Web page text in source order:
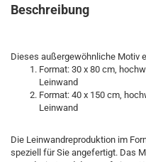
Beschreibung
Dieses außergewöhnliche Motiv
Format: 30 x 80 cm,
Leinwand
Format: 40 x 150 cm,
Leinwand
Die Leinwandreproduktion im
speziell für Sie angefertigt. Das